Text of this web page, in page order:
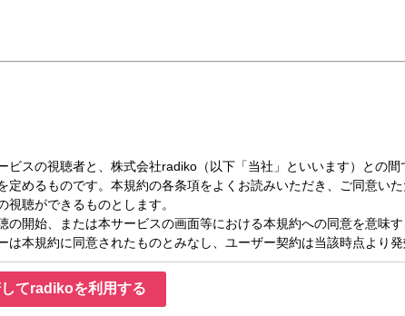
？」＞
！＞
けする「ONE MORNING」。
！
式Xをご覧ください。
てradikoを利用する